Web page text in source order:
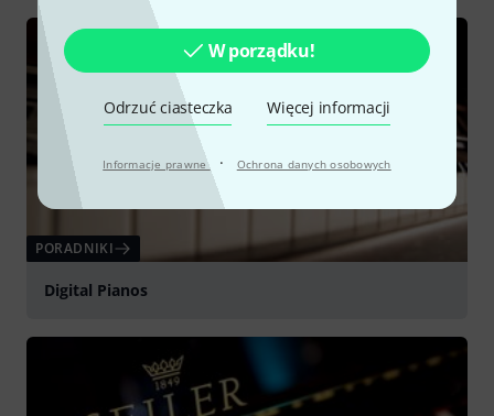
W porządku!
Odrzuć ciasteczka Więcej informacji
Informacje prawne · Ochrona danych osobowych
PORADNIKI
Digital Pianos